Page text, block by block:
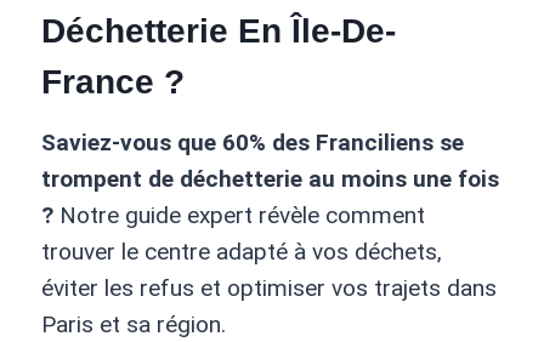
Déchetterie En Île-De-
France ?
Saviez-vous que 60% des Franciliens se
trompent de déchetterie au moins une fois
? Notre guide expert révèle comment
trouver le centre adapté à vos déchets,
éviter les refus et optimiser vos trajets dans
Paris et sa région.